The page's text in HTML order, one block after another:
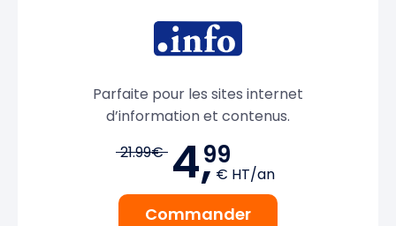
Parfaite pour les sites internet
d’information et contenus.
21.99€ 4,99
€ HT/an
Commander